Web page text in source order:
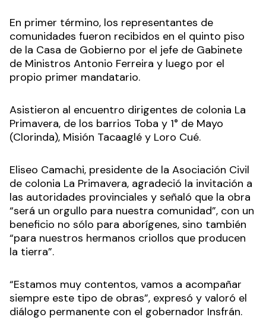
En primer término, los representantes de
comunidades fueron recibidos en el quinto piso
de la Casa de Gobierno por el jefe de Gabinete
de Ministros Antonio Ferreira y luego por el
propio primer mandatario.
Asistieron al encuentro dirigentes de colonia La
Primavera, de los barrios Toba y 1° de Mayo
(Clorinda), Misión Tacaaglé y Loro Cué.
Eliseo Camachi, presidente de la Asociación Civil
de colonia La Primavera, agradeció la invitación a
las autoridades provinciales y señaló que la obra
“será un orgullo para nuestra comunidad”, con un
beneficio no sólo para aborígenes, sino también
“para nuestros hermanos criollos que producen
la tierra”.
“Estamos muy contentos, vamos a acompañar
siempre este tipo de obras”, expresó y valoró el
diálogo permanente con el gobernador Insfrán.